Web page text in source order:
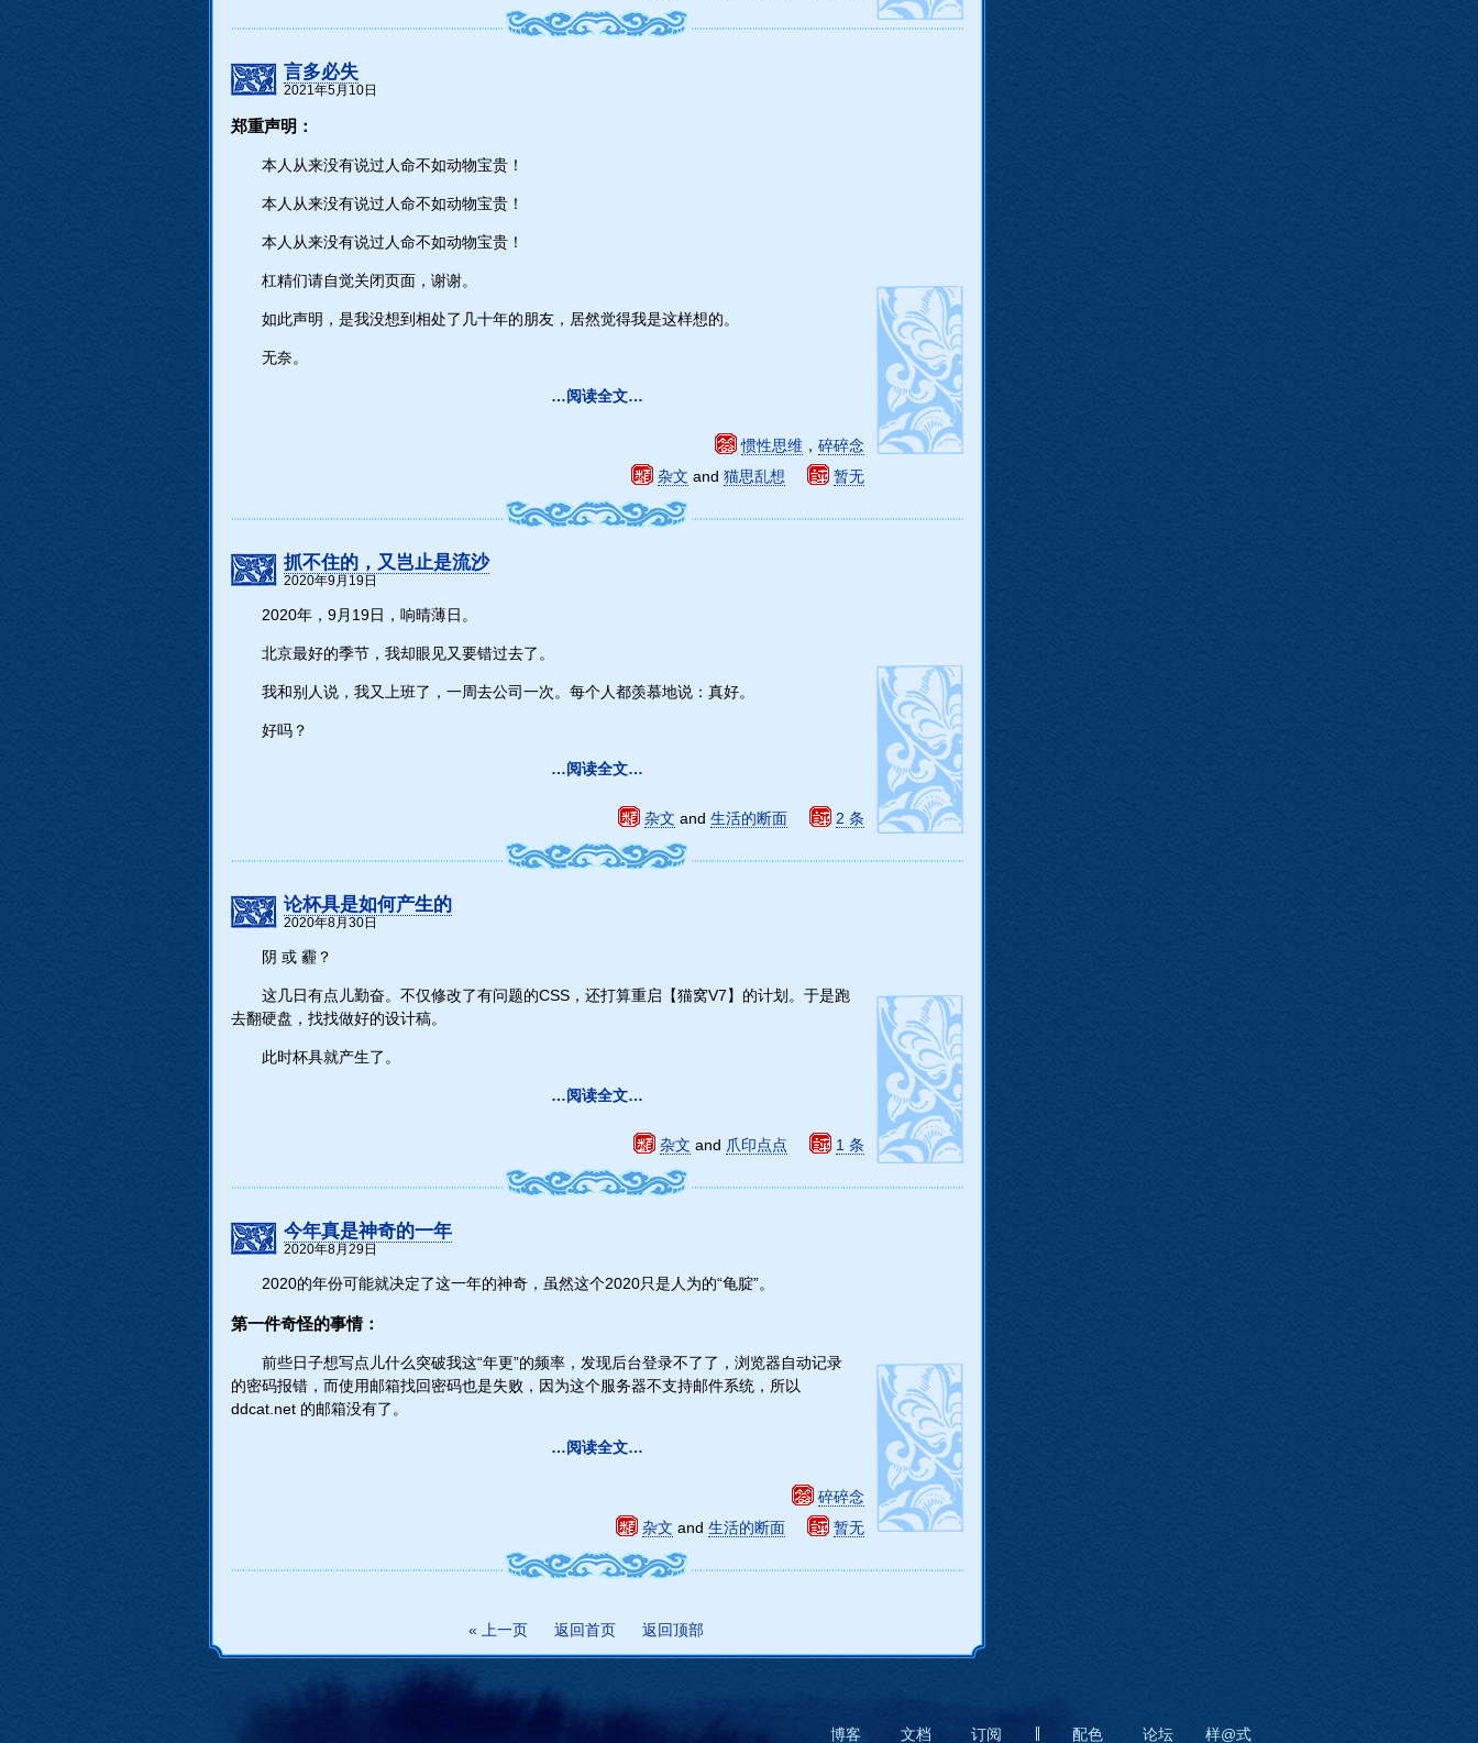
言多必失
2021年5月10日
郑重声明：
本人从来没有说过人命不如动物宝贵！
本人从来没有说过人命不如动物宝贵！
本人从来没有说过人命不如动物宝贵！
杠精们请自觉关闭页面，谢谢。
如此声明，是我没想到相处了几十年的朋友，居然觉得我是这样想的。
无奈。
…阅读全文…
惯性思维 ， 碎碎念
暂无
杂文 and 猫思乱想
抓不住的，又岂止是流沙
2020年9月19日
2020年，9月19日，响晴薄日。
北京最好的季节，我却眼见又要错过去了。
我和别人说，我又上班了，一周去公司一次。每个人都羡慕地说：真好。
好吗？
…阅读全文…
2 条
杂文 and 生活的断面
论杯具是如何产生的
2020年8月30日
阴 或 霾？
这几日有点儿勤奋。不仅修改了有问题的CSS，还打算重启【猫窝V7】的计划。于是跑
去翻硬盘，找找做好的设计稿。
此时杯具就产生了。
…阅读全文…
1 条
杂文 and 爪印点点
今年真是神奇的一年
2020年8月29日
2020的年份可能就决定了这一年的神奇，虽然这个2020只是人为的“龟腚”。
第一件奇怪的事情：
前些日子想写点儿什么突破我这“年更”的频率，发现后台登录不了了，浏览器自动记录
的密码报错，而使用邮箱找回密码也是失败，因为这个服务器不支持邮件系统，所以
ddcat.net 的邮箱没有了。
…阅读全文…
碎碎念
暂无
杂文 and 生活的断面
« 上一页 返回首页 返回顶部
博客 文档 订阅 配色 论坛 样@式